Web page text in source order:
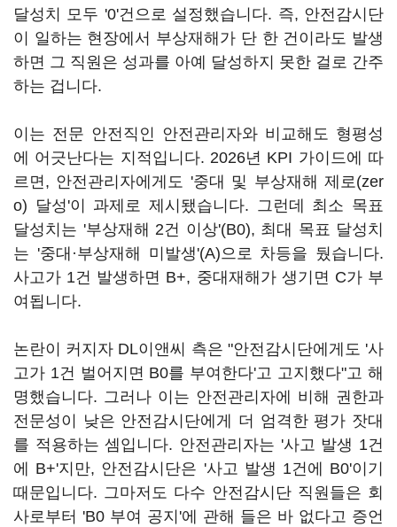
달성치 모두 '0'건으로 설정했습니다. 즉, 안전감시단
이 일하는 현장에서 부상재해가 단 한 건이라도 발생
하면 그 직원은 성과를 아예 달성하지 못한 걸로 간주
하는 겁니다.
이는 전문 안전직인 안전관리자와 비교해도 형평성
에 어긋난다는 지적입니다. 2026년 KPI 가이드에 따
르면, 안전관리자에게도 '중대 및 부상재해 제로(zer
o) 달성'이 과제로 제시됐습니다. 그런데 최소 목표
달성치는 '부상재해 2건 이상'(B0), 최대 목표 달성치
는 '중대·부상재해 미발생'(A)으로 차등을 뒀습니다.
사고가 1건 발생하면 B+, 중대재해가 생기면 C가 부
여됩니다.
논란이 커지자 DL이앤씨 측은 "안전감시단에게도 '사
고가 1건 벌어지면 B0를 부여한다'고 고지했다"고 해
명했습니다. 그러나 이는 안전관리자에 비해 권한과
전문성이 낮은 안전감시단에게 더 엄격한 평가 잣대
를 적용하는 셈입니다. 안전관리자는 '사고 발생 1건
에 B+'지만, 안전감시단은 '사고 발생 1건에 B0'이기
때문입니다. 그마저도 다수 안전감시단 직원들은 회
사로부터 'B0 부여 공지'에 관해 들은 바 없다고 증언